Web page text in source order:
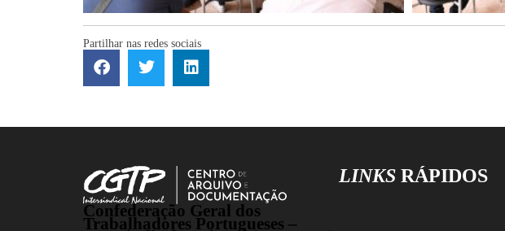
Partilhar nas redes sociais
Confederação Geral dos
Trabalhadores Portugueses –
LINKSRÁPIDOS